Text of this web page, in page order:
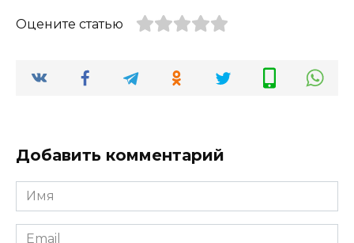
Оцените статью
Добавить комментарий
Имя
*
Email